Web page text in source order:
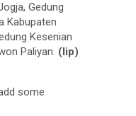
Gedung
Kabupaten
Kesenian
Paliyan. (lip)
some